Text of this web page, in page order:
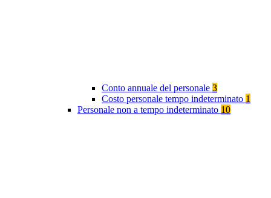
Conto annuale del personale 3
Costo personale tempo indeterminato 1
Personale non a tempo indeterminato 10